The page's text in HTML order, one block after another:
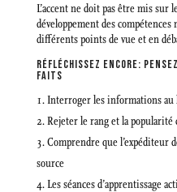
L’accent ne doit pas être mis sur
développement des
différents points de vue et en
RÉFLÉCHISSEZ ENCORE:
FAITS
Interroger les informations au
Rejeter le rang et la
Comprendre que l’expéditeur
source
Les séances d’apprentissage